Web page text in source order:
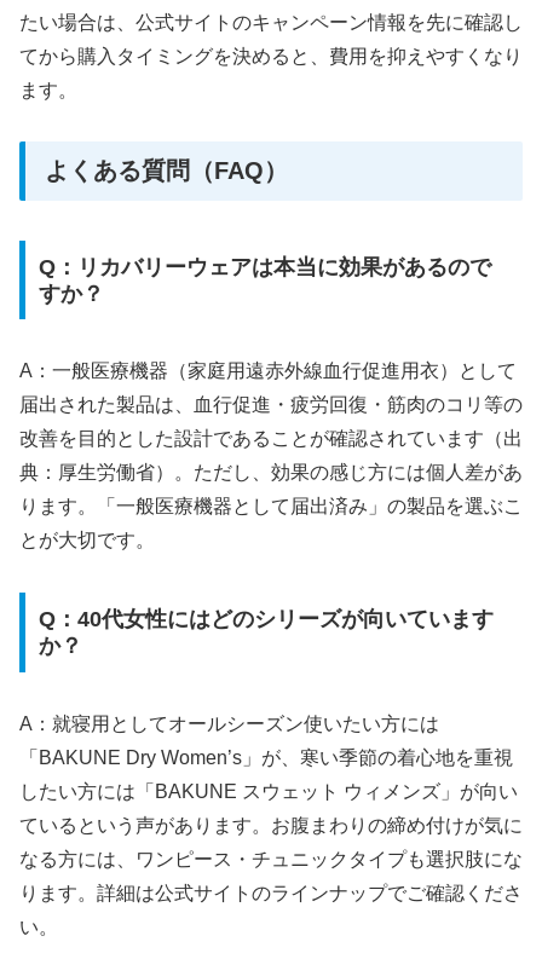
たい場合は、公式サイトのキャンペーン情報を先に確認し
てから購入タイミングを決めると、費用を抑えやすくなり
ます。
よくある質問（FAQ）
Q：リカバリーウェアは本当に効果があるので
すか？
A：一般医療機器（家庭用遠赤外線血行促進用衣）として
届出された製品は、血行促進・疲労回復・筋肉のコリ等の
改善を目的とした設計であることが確認されています（出
典：厚生労働省）。ただし、効果の感じ方には個人差があ
ります。「一般医療機器として届出済み」の製品を選ぶこ
とが大切です。
Q：40代女性にはどのシリーズが向いています
か？
A：就寝用としてオールシーズン使いたい方には
「BAKUNE Dry Women’s」が、寒い季節の着心地を重視
したい方には「BAKUNE スウェット ウィメンズ」が向い
ているという声があります。お腹まわりの締め付けが気に
なる方には、ワンピース・チュニックタイプも選択肢にな
ります。詳細は公式サイトのラインナップでご確認くださ
い。